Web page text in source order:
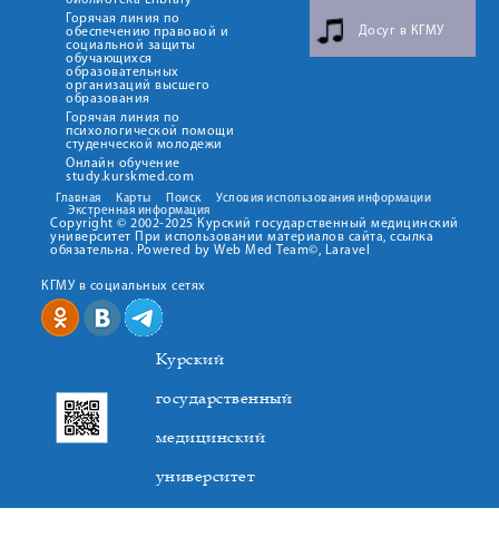
Горячая линия по
обеспечению правовой и
социальной защиты
обучающихся
образовательных
организаций высшего
образования
Горячая линия по
психологической помощи
студенческой молодежи
Онлайн обучение
study.kurskmed.com
Досуг в КГМУ
Главная Карты Поиск
Условия использования информации
Экстренная информация
Copyright © 2002-2025 Курский государственный медицинский
университет При использовании материалов сайта, ссылка
обязательна. Powered by Web Med Team©, Laravel
КГМУ в социальных сетях
Курский
государственный
медицинский
университет